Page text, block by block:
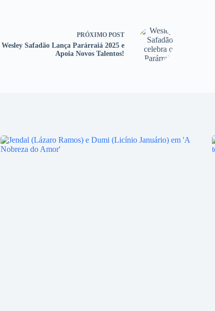
PRÓXIMO POST
Wesley Safadão Lança Parárraiá 2025 e
Apoia Novos Talentos!